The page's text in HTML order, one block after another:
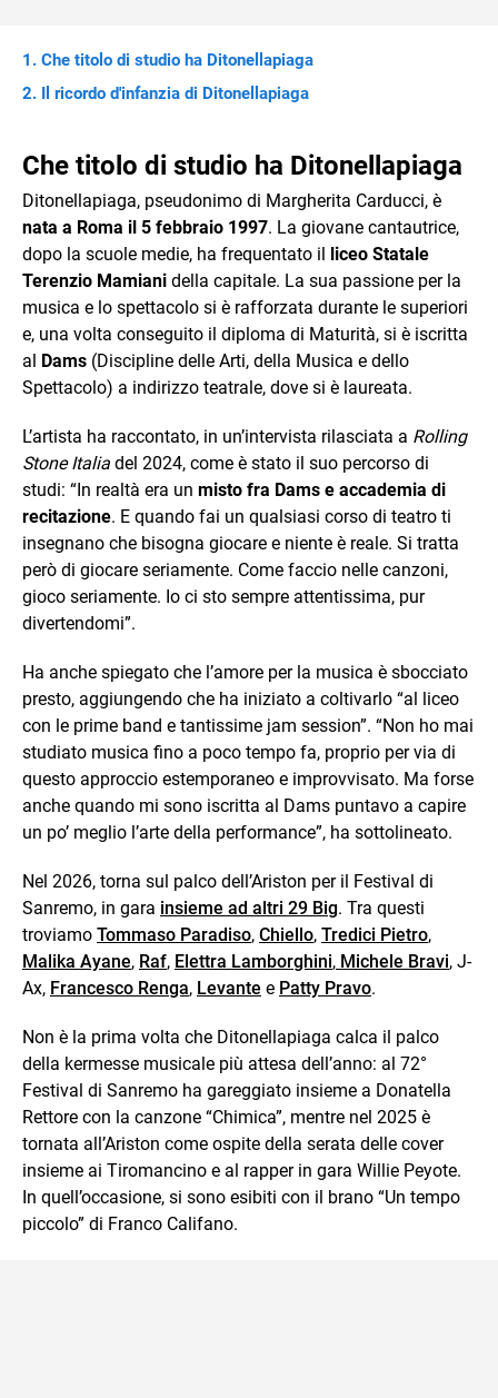
Che titolo di studio ha Ditonellapiaga
Il ricordo d'infanzia di Ditonellapiaga
Che titolo di studio ha Ditonellapiaga
Ditonellapiaga, pseudonimo di Margherita Carducci, è
nata a Roma il 5 febbraio 1997. La giovane cantautrice,
dopo la scuole medie, ha frequentato il liceo Statale
Terenzio Mamiani della capitale. La sua passione per la
musica e lo spettacolo si è rafforzata durante le superiori
e, una volta conseguito il diploma di Maturità, si è iscritta
al Dams (Discipline delle Arti, della Musica e dello
Spettacolo) a indirizzo teatrale, dove si è laureata.
L’artista ha raccontato, in un’intervista rilasciata a Rolling
Stone Italia del 2024, come è stato il suo percorso di
studi: “In realtà era un misto fra Dams e accademia di
recitazione. E quando fai un qualsiasi corso di teatro ti
insegnano che bisogna giocare e niente è reale. Si tratta
però di giocare seriamente. Come faccio nelle canzoni,
gioco seriamente. Io ci sto sempre attentissima, pur
divertendomi”.
Ha anche spiegato che l’amore per la musica è sbocciato
presto, aggiungendo che ha iniziato a coltivarlo “al liceo
con le prime band e tantissime jam session”. “Non ho mai
studiato musica fino a poco tempo fa, proprio per via di
questo approccio estemporaneo e improvvisato. Ma forse
anche quando mi sono iscritta al Dams puntavo a capire
un po’ meglio l’arte della performance”, ha sottolineato.
Nel 2026, torna sul palco dell’Ariston per il Festival di
Sanremo, in gara insieme ad altri 29 Big. Tra questi
troviamo Tommaso Paradiso, Chiello, Tredici Pietro,
Malika Ayane, Raf, Elettra Lamborghini, Michele Bravi, J-
Ax, Francesco Renga, Levante e Patty Pravo.
Non è la prima volta che Ditonellapiaga calca il palco
della kermesse musicale più attesa dell’anno: al 72°
Festival di Sanremo ha gareggiato insieme a Donatella
Rettore con la canzone “Chimica”, mentre nel 2025 è
tornata all’Ariston come ospite della serata delle cover
insieme ai Tiromancino e al rapper in gara Willie Peyote.
In quell’occasione, si sono esibiti con il brano “Un tempo
piccolo” di Franco Califano.